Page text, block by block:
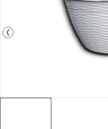
Sport és szabadban
Gyermekeknek